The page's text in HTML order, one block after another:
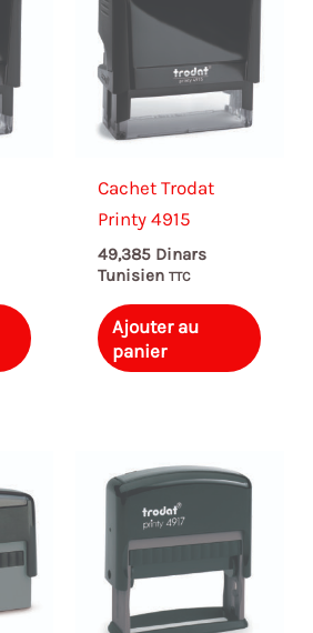
Cachet Trodat
Printy 4915
49,385 Dinars
Tunisien TTC
Ajouter au
panier